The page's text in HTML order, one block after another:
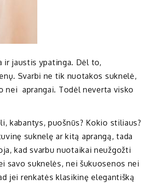
ir jaustis ypatinga. Dėl to,
Svarbi ne tik nuotakos suknelė,
nei aprangai. Todėl neverta visko
kabantys, puošnūs? Kokio stiliaus?
suknelę ar kitą aprangą, tada
kad svarbu nuotaikai neužgožti
savo suknelės, nei šukuosenos nei
jei renkatės klasikinę elegantišką